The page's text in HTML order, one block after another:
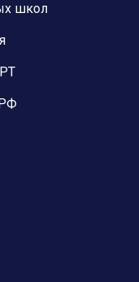
школ